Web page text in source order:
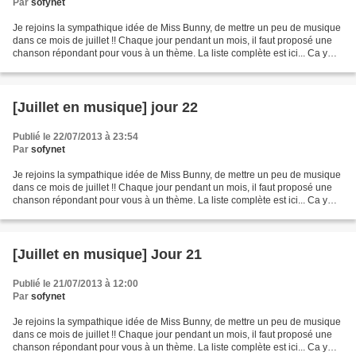
Par sofynet
Je rejoins la sympathique idée de Miss Bunny, de mettre un peu de musique
dans ce mois de juillet !! Chaque jour pendant un mois, il faut proposé une
chanson répondant pour vous à un thème. La liste complète est ici... Ca y
[Juillet en musique] jour 22
Publié le 22/07/2013 à 23:54
Par sofynet
Je rejoins la sympathique idée de Miss Bunny, de mettre un peu de musique
dans ce mois de juillet !! Chaque jour pendant un mois, il faut proposé une
chanson répondant pour vous à un thème. La liste complète est ici... Ca y
[Juillet en musique] Jour 21
Publié le 21/07/2013 à 12:00
Par sofynet
Je rejoins la sympathique idée de Miss Bunny, de mettre un peu de musique
dans ce mois de juillet !! Chaque jour pendant un mois, il faut proposé une
chanson répondant pour vous à un thème. La liste complète est ici... Ca y